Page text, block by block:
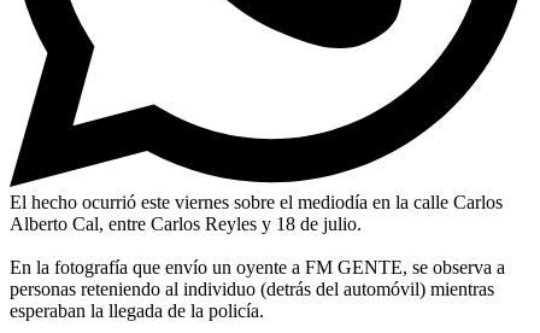
El hecho ocurrió este viernes sobre el mediodía en la calle Carlos
Alberto Cal, entre Carlos Reyles y 18 de julio.
En la fotografía que envío un oyente a FM GENTE, se observa a
personas reteniendo al individuo (detrás del automóvil) mientras
esperaban la llegada de la policía.